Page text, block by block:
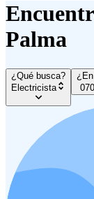
Palma
¿Qué busca?
Electricista